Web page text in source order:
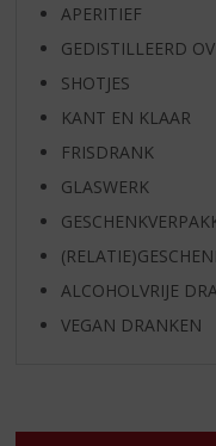
APERITIEF
GEDISTILLEERD
SHOTJES
KANT EN KLAAR
FRISDRANK
GLASWERK
ALCOHOLVRIJE
VEGAN DRANKEN